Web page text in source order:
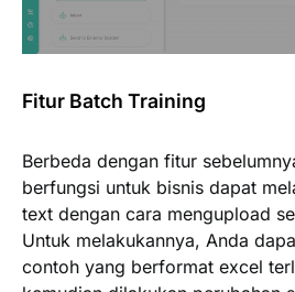
Fitur Batch Training
Berbeda dengan fitur
berfungsi untuk bisnis dapat
text dengan cara mengupload
Untuk melakukannya, Anda
contoh yang berformat excel